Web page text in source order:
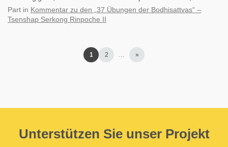
Part in Kommentar zu den „37 Übungen der Bodhisattvas“ –
Tsenshap Serkong Rinpoche II
1 2 … »
Unterstützen Sie unser Projekt